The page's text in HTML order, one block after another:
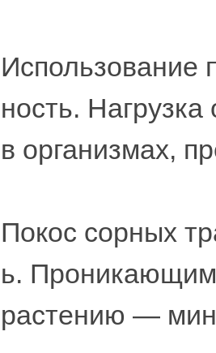
Использование
ность.
в организмах,
Покос сорных
ь. Проникающим
растению —